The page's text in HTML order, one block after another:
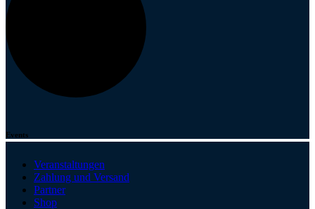
Events
Veranstaltungen
Zahlung und Versand
Partner
Shop